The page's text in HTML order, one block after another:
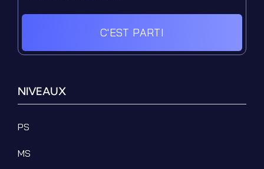
C'EST PARTI
NIVEAUX
PS
MS